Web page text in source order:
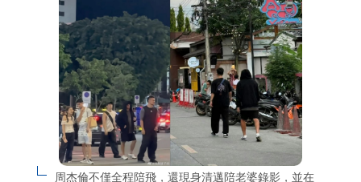
周杰倫不僅全程陪飛，還現身清邁陪老婆錄影，並在